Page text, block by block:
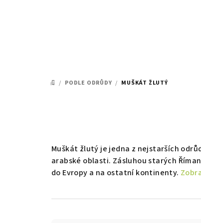
DOMŮ
/ PODLE ODRŮDY / MUŠKÁT ŽLUTÝ
Muškát žlutý je jedna z nejstarších
arabské oblasti. Zásluhou starých
do Evropy a na ostatní kontinenty.